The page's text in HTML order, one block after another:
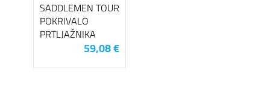
SADDLEMEN TOUR
POKRIVALO
PRTLJAŽNIKA
59,08 €